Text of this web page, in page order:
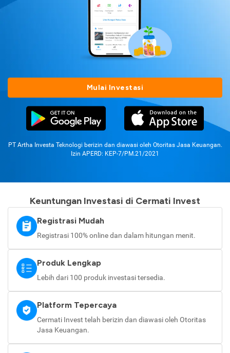
Mulai Investasi
PT Artha Investa Teknologi berizin dan diawasi oleh Otoritas Jasa Keuangan.
Izin APERD: KEP-7/PM.21/2021
Keuntungan Investasi di Cermati Invest
Registrasi Mudah
Registrasi 100% online dan dalam hitungan menit.
Produk Lengkap
Lebih dari 100 produk investasi tersedia.
Platform Tepercaya
Cermati Invest telah berizin dan diawasi oleh Otoritas
Jasa Keuangan.